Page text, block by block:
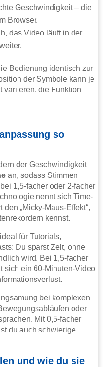
Geschwindigkeit – die
Browser.
das Video läuft in der
Bedienung identisch zur
der Symbole kann je
variieren, die Funktion
so
der Geschwindigkeit
an, sodass Stimmen
1,5-facher oder 2-facher
nennt sich Time-
„Micky-Maus-Effekt“,
kennst.
für Tutorials,
Du sparst Zeit, ohne
wird. Bei 1,5-facher
sich ein 60-Minuten-Video
bei komplexen
oder
Mit 0,5-facher
du auch schwierige
und wie du sie